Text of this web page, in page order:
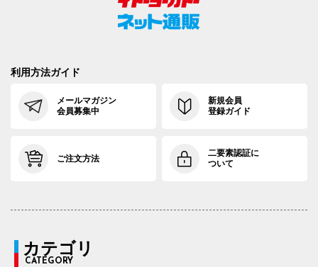
利用方法ガイド
メールマガジン
会員募集中
新規会員
登録ガイド
ご注文方法
二要素認証に
ついて
カテゴリ
CATEGORY